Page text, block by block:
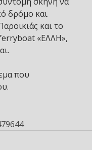
δρόμο και
και το
ferryboat «ΕΛΛΗ»,
που